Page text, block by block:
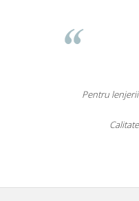
casa apelez mereu cu